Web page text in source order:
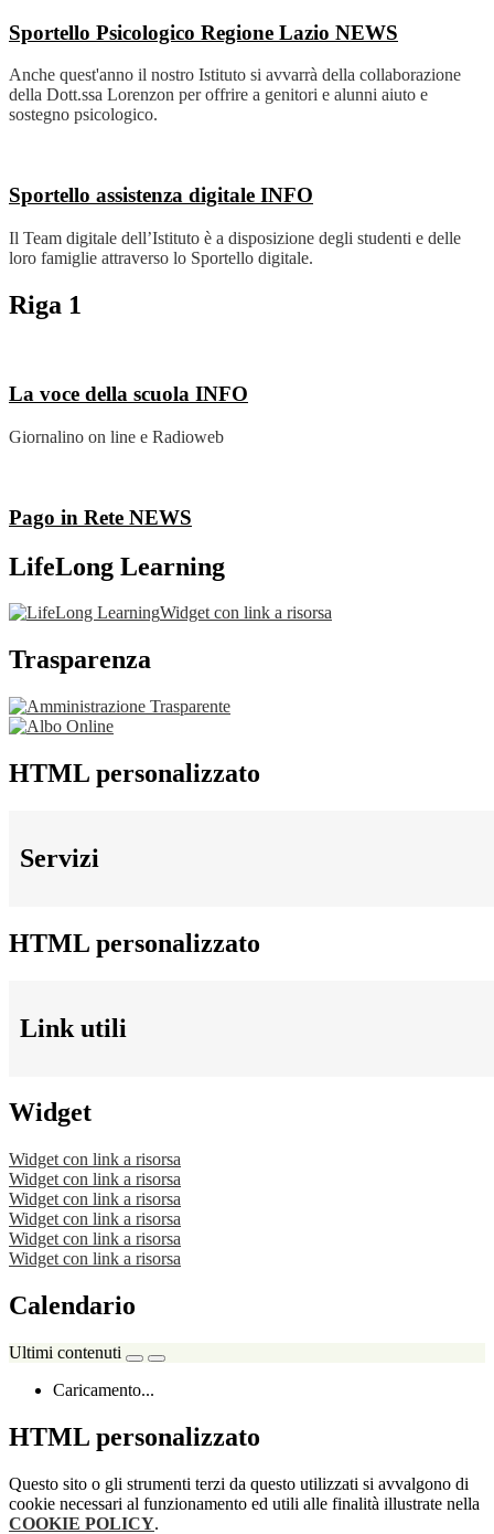
Sportello Psicologico Regione Lazio NEWS
Anche quest'anno il nostro Istituto si avvarrà della collaborazione
della Dott.ssa Lorenzon per offrire a genitori e alunni aiuto e
sostegno psicologico.
Sportello assistenza digitale INFO
Il Team digitale dell’Istituto è a disposizione degli studenti e delle
loro famiglie attraverso lo Sportello digitale.
Riga 1
La voce della scuola INFO
Giornalino on line e Radioweb
Pago in Rete NEWS
LifeLong Learning
Widget con link a risorsa
Trasparenza
HTML personalizzato
Servizi
HTML personalizzato
Link utili
Widget
Widget con link a risorsa
Widget con link a risorsa
Widget con link a risorsa
Widget con link a risorsa
Widget con link a risorsa
Widget con link a risorsa
Calendario
Ultimi contenuti
Caricamento...
HTML personalizzato
Questo sito o gli strumenti terzi da questo utilizzati si avvalgono di
cookie necessari al funzionamento ed utili alle finalità illustrate nella
COOKIE POLICY.